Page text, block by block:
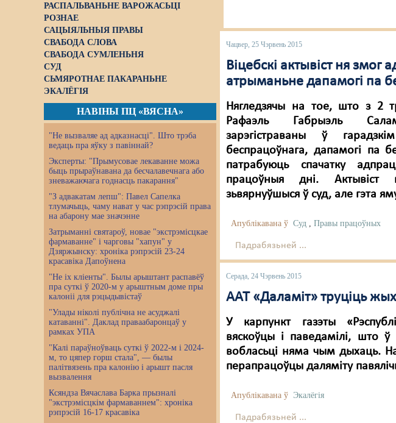
РАСПАЛЬВАНЬНЕ ВАРОЖАСЬЦІ
РОЗНАЕ
САЦЫЯЛЬНЫЯ ПРАВЫ
СВАБОДА СЛОВА
СВАБОДА СУМЛЕНЬНЯ
СУД
СЬМЯРОТНАЕ ПАКАРАНЬНЕ
ЭКАЛЁГІЯ
НАВІНЫ ПЦ «ВЯСНА»
"Не вызваляе ад адказнасці". Што трэба
ведаць пра яўку з павіннай?
Эксперты: "Прымусовае лекаванне можа
быць прыраўнавана да бесчалавечнага або
зневажаючага годнасць пакарання"
"З адвакатам лепш": Павел Сапелка
тлумачыць, чаму нават у час рэпрэсій права
на абарону мае значэнне
Затрыманні святароў, новае "экстрэмісцкае
фармаванне" і чарговы "хапун" у
Дзяржынску: хроніка рэпрэсій 23-24
красавіка Дапоўнена
"Не іх кліенты". Былы арыштант распавёў
пра суткі ў 2020-м у арыштным доме пры
калоніі для рэцыдывістаў
"Улады ніколі публічна не асуджалі
катаванні". Даклад праваабаронцаў у
рамках УПА
"Калі параўноўваць суткі ў 2022-м і 2024-
м, то цяпер горш стала", — былы
палітвязень пра калонію і арышт пасля
вызвалення
Ксяндза Вячаслава Барка прызналі
"экстрэмісцкім фармаваннем": хроніка
рэпрэсій 16-17 красавіка
Чацвер, 25 Чэрвень 2015
Віцебскі актывіст ня змог
атрыманьне дапамогі па
Нягледзячы на ​​тое, што з 2
Рафаэль Габрыэль
зарэгістраваны ў
беспрацоўнага, дапамогі па
патрабуюць спачатку
працоўныя дні. Актывіст
зьвярнуўшыся ў суд, але гэта
Апублікавана ў Суд ,Правы працоўных
Падрабязьней ...
Серада, 24 Чэрвень 2015
ААТ «Даламіт» труціць
У карпункт газэты
вяскоўцы і паведамілі, што ў
вобласьці няма чым дыхаць.
перапрацоўцы даляміту
Апублікавана ў Экалёгія
Падрабязьней ...